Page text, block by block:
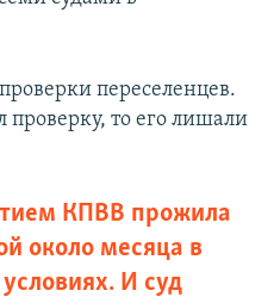
переселенцев.
проверку, то его лишали
КПВВ прожила
около месяца в
И суд